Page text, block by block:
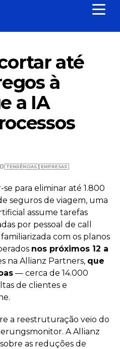
até
à
a IA
TENDÊNCIAS EMPRESAS
para eliminar até 1.800
seguros de viagem, uma
assume tarefas
por pessoal de call
com os planos
nos próximos 12 a
na Allianz Partners, que
— cerca de 14.000
de clientes e
a reestruturação veio do
A Allianz
as reduções de